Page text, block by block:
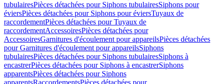
tubulairesPièces détachées pour Siphons tubulairesSiphons pour
éviersPièces détachées pour Siphons pour éviersTuyaux de
raccordementPièces détachées pour Tuyaux de
raccordementAccessoiresPièces détachées pour
AccessoiresGarnitures d'écoulement pour appareilsPièces détachées
pour Garnitures d'écoulement pour appareilsSiphons
tubulairesPièces détachées pour Siphons tubulairesSiphons à
encastrerPièces détachées pour Siphons à encastrerSiphons
apparentsPièces détachées pour Siphons
apparentsRaccordementsPièces détachées pour